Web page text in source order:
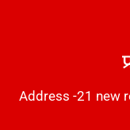
Address -21 new